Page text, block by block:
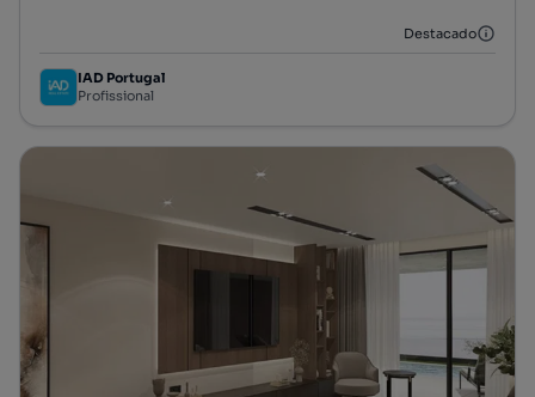
Destacado
IAD Portugal
Profissional